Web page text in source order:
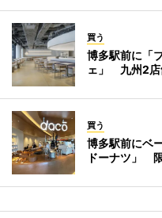
買う
博多駅前に「
ェ」 九州2店
買う
博多駅前にベ
ドーナツ」